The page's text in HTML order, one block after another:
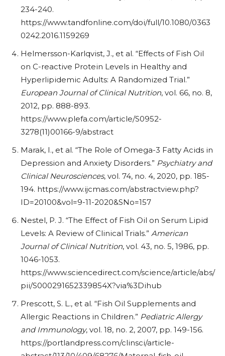
234-240.
https://www.tandfonline.com/doi/full/10.1080/0363
0242.2016.1159269
Helmersson-Karlqvist, J., et al. “Effects of Fish Oil
on C-reactive Protein Levels in Healthy and
Hyperlipidemic Adults: A Randomized Trial.”
European Journal of Clinical Nutrition, vol. 66, no. 8,
2012, pp. 888-893.
https://www.plefa.com/article/S0952-
3278(11)00166-9/abstract
Marak, I., et al. “The Role of Omega-3 Fatty Acids in
Depression and Anxiety Disorders.” Psychiatry and
Clinical Neurosciences, vol. 74, no. 4, 2020, pp. 185-
194. https://www.ijcmas.com/abstractview.php?
ID=20100&vol=9-11-2020&SNo=157
Nestel, P. J. “The Effect of Fish Oil on Serum Lipid
Levels: A Review of Clinical Trials.” American
Journal of Clinical Nutrition, vol. 43, no. 5, 1986, pp.
1046-1053.
https://www.sciencedirect.com/science/article/abs/
pii/S000291652339854X?via%3Dihub
Prescott, S. L., et al. “Fish Oil Supplements and
Allergic Reactions in Children.” Pediatric Allergy
and Immunology, vol. 18, no. 2, 2007, pp. 149-156.
https://portlandpress.com/clinsci/article-